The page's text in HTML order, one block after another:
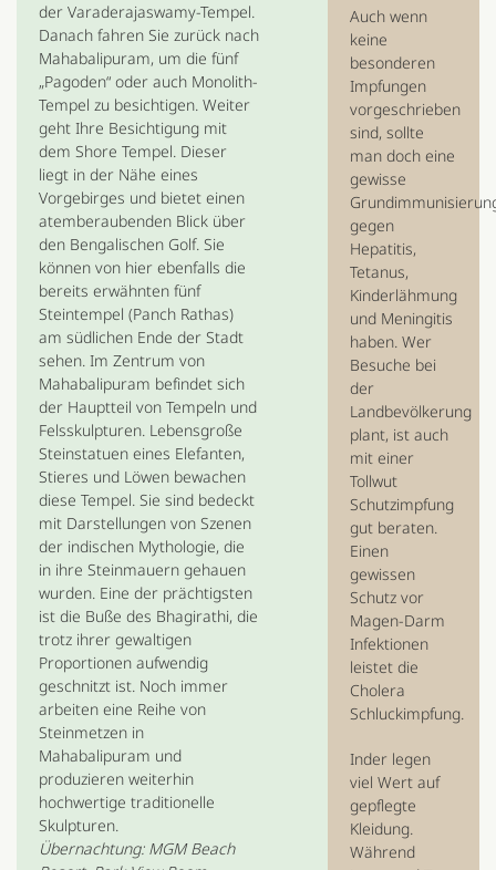
der Varaderajaswamy-Tempel.
Danach fahren Sie zurück nach
Mahabalipuram, um die fünf
„Pagoden“ oder auch Monolith-
Tempel zu besichtigen. Weiter
geht Ihre Besichtigung mit
dem Shore Tempel. Dieser
liegt in der Nähe eines
Vorgebirges und bietet einen
atemberaubenden Blick über
den Bengalischen Golf. Sie
können von hier ebenfalls die
bereits erwähnten fünf
Steintempel (Panch Rathas)
am südlichen Ende der Stadt
sehen. Im Zentrum von
Mahabalipuram befindet sich
der Hauptteil von Tempeln und
Felsskulpturen. Lebensgroße
Steinstatuen eines Elefanten,
Stieres und Löwen bewachen
diese Tempel. Sie sind bedeckt
mit Darstellungen von Szenen
der indischen Mythologie, die
in ihre Steinmauern gehauen
wurden. Eine der prächtigsten
ist die Buße des Bhagirathi, die
trotz ihrer gewaltigen
Proportionen aufwendig
geschnitzt ist. Noch immer
arbeiten eine Reihe von
Steinmetzen in
Mahabalipuram und
produzieren weiterhin
hochwertige traditionelle
Skulpturen.
Übernachtung: MGM Beach
Auch wenn
keine
besonderen
Impfungen
vorgeschrieben
sind, sollte
man doch eine
gewisse
gegen
Hepatitis,
Tetanus,
Kinderlähmung
und Meningitis
haben. Wer
Besuche bei
der
Landbevölkerung
plant, ist auch
mit einer
Tollwut
Schutzimpfung
gut beraten.
Einen
gewissen
Schutz vor
Magen-Darm
Infektionen
leistet die
Cholera
Schluckimpfung.
Inder legen
viel Wert auf
gepflegte
Kleidung.
Während